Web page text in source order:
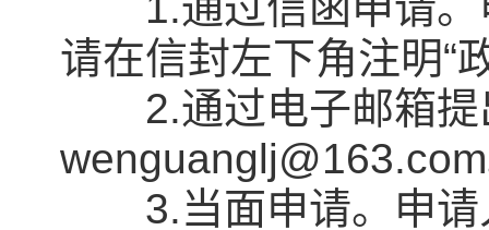
请在信封左下角注明“
2.通过电子邮箱提
3.当面申请。申请